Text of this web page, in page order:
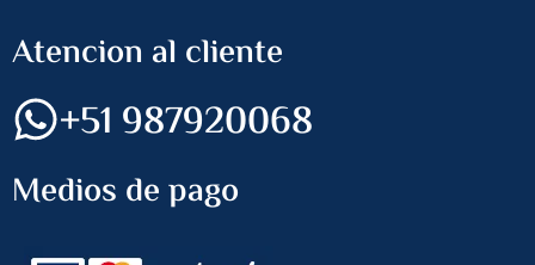
Atencion al cliente
+51 987920068
Medios de pago